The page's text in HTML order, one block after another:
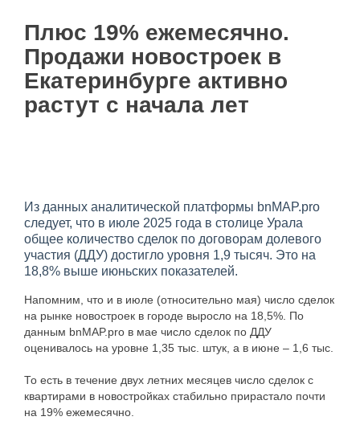
Плюс 19% ежемесячно.
Продажи новостроек в
Екатеринбурге активно
растут с начала лет
Из данных аналитической платформы bnMAP.pro
следует, что в июле 2025 года в столице Урала
общее количество сделок по договорам долевого
участия (ДДУ) достигло уровня 1,9 тысяч. Это на
18,8% выше июньских показателей.
Напомним, что и в июле (относительно мая) число сделок
на рынке новостроек в городе выросло на 18,5%. По
данным bnMAP.pro в мае число сделок по ДДУ
оценивалось на уровне 1,35 тыс. штук, а в июне – 1,6 тыс.
То есть в течение двух летних месяцев число сделок с
квартирами в новостройках стабильно прирастало почти
на 19% ежемесячно.